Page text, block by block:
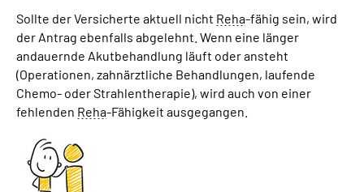
Rente
Erweiterte Suche
Sollte der Versicherte aktuell nicht Reha-fähig sein, wird
der Antrag ebenfalls abgelehnt. Wenn eine länger
andauernde Akutbehandlung läuft oder ansteht
(Operationen, zahnärztliche Behandlungen, laufende
Chemo- oder Strahlentherapie), wird auch von einer
fehlenden Reha-Fähigkeit ausgegangen.